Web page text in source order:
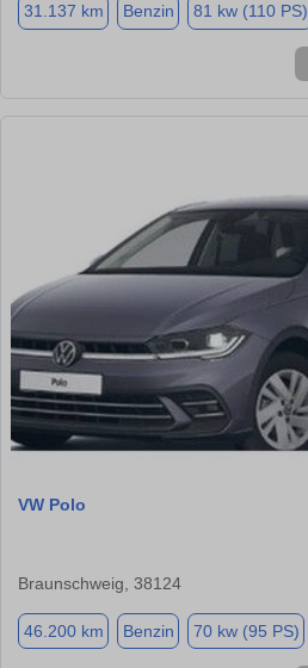
31.137 km Benzin 81 kw (110 PS)
VW Polo
Braunschweig, 38124
46.200 km Benzin 70 kw (95 PS)